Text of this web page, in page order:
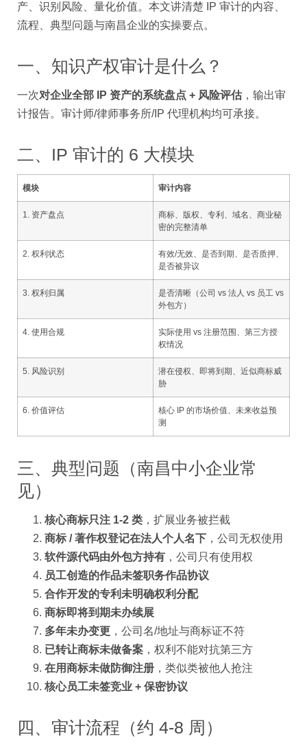
产、识别风险、量化价值。本文讲清楚 IP 审计的内容、
流程、典型问题与南昌企业的实操要点。
一、知识产权审计是什么？
一次对企业全部 IP 资产的系统盘点 + 风险评估 ，输出审
计报告。审计师/律师事务所/IP 代理机构均可承接。
二、IP 审计的 6 大模块
模块 审计内容
1. 资产盘点
商标、版权、专利、域名、商业秘
密的完整清单
2. 权利状态
有效/无效、是否到期、是否质押、
是否被异议
3. 权利归属
是否清晰（公司 vs 法人 vs 员工 vs
外包方）
4. 使用合规
实际使用 vs 注册范围、第三方授
权情况
5. 风险识别
潜在侵权、即将到期、近似商标威
胁
6. 价值评估
核心 IP 的市场价值、未来收益预
测
三、典型问题（南昌中小企业常
见）
核心商标只注 1-2 类 ，扩展业务被拦截
商标 / 著作权登记在法人个人名下 ，公司无权使用
软件源代码由外包方持有 ，公司只有使用权
员工创造的作品未签职务作品协议
合作开发的专利未明确权利分配
商标即将到期未办续展
多年未办变更 ，公司名/地址与商标证不符
已转让商标未做备案 ，权利不能对抗第三方
在用商标未做防御注册 ，类似类被他人抢注
核心员工未签竞业 + 保密协议
四、审计流程（约 4-8 周）